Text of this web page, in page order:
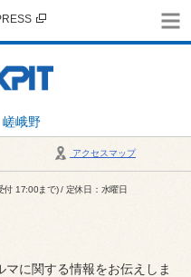
嵯峨野
アクセスマップ
17:00まで) / 定休日：水曜日
に関する情報をお伝えしま